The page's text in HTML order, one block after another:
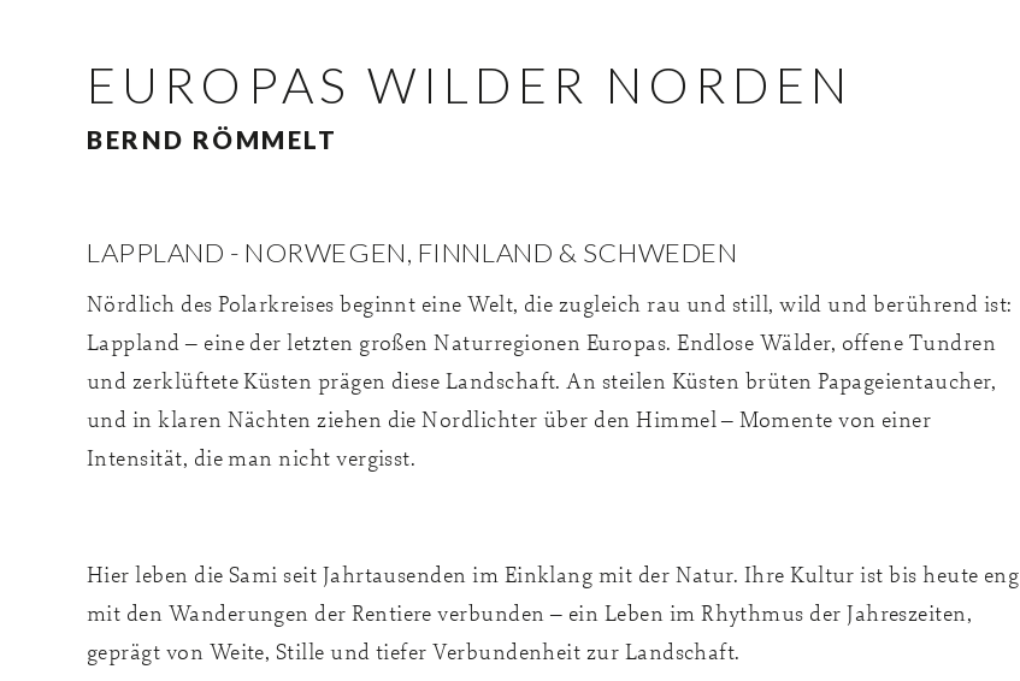
EUROPAS WILDER NORDEN
BERND RÖMMELT
LAPPLAND - NORWEGEN, FINNLAND & SCHWEDEN
Nördlich des Polarkreises beginnt eine Welt, die zugleich rau und still, wild und berührend ist:
Lappland – eine der letzten großen Naturregionen Europas. Endlose Wälder, offene Tundren
und zerklüftete Küsten prägen diese Landschaft. An steilen Küsten brüten Papageientaucher,
und in klaren Nächten ziehen die Nordlichter über den Himmel – Momente von einer
Intensität, die man nicht vergisst.
Hier leben die Sami seit Jahrtausenden im Einklang mit der Natur. Ihre Kultur ist bis heute eng
mit den Wanderungen der Rentiere verbunden – ein Leben im Rhythmus der Jahreszeiten,
geprägt von Weite, Stille und tiefer Verbundenheit zur Landschaft.